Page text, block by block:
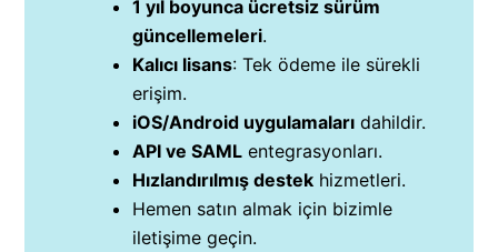
1 yıl boyunca ücretsiz sürüm
güncellemeleri.
Kalıcı lisans: Tek ödeme ile sürekli
erişim.
iOS/Android uygulamaları dahildir.
API ve SAML entegrasyonları.
Hızlandırılmış destek hizmetleri.
Hemen satın almak için bizimle
iletişime geçin.